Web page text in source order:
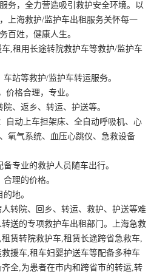
务，全力营造吸引救护安全环境。以
上海救护/监护车出租服务关怀每一
百姓，健康人生。
,租用长途转院救护车等救护/监护车
站等救护/监护车转运服务。
价格合理，专业。
、返乡、转运、护送等。
自动上车担架床、全自动呼吸机、心
氧气系统、血压心跳仪、急救设备
专业的救护人员随车出行。
理的价格。
地。
转院、回乡、转运、救护、护送等难
送的专项救护车出租部门。上海急救
赁转院救护车,租赁长途跨省急救车,
援车,租车妇婴护送车等配备多种车
全,为患者在市内和跨省市的转运,转